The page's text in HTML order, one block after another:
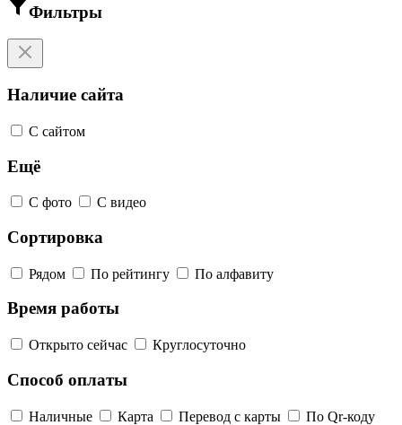
Фильтры
Наличие сайта
С сайтом
Ещё
С фото С видео
Сортировка
Рядом По рейтингу По алфавиту
Время работы
Открыто сейчас Круглосуточно
Способ оплаты
Наличные Карта Перевод с карты По Qr-коду